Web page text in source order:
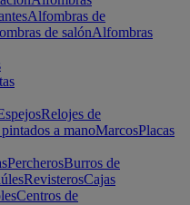
Alfombras de
de salónAlfombras
Relojes de
a manoMarcosPlacas
PercherosBurros de
RevisterosCajas
Centros de